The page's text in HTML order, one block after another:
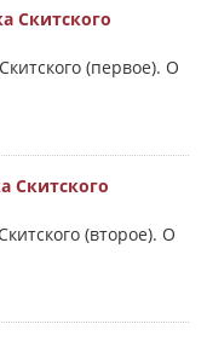
Скитского
(первое). О
Скитского
(второе). О